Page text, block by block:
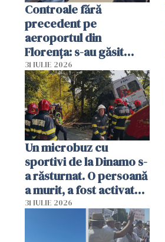
Controale fără
precedent pe
aeroportul din
Florența: s-au găsit
capete de aligator și o
sumă imensă de bani
31 IULIE 2026
Un microbuz cu
sportivi de la Dinamo s-
a răsturnat. O persoană
a murit, a fost activat
planul roșu de
31 IULIE 2026